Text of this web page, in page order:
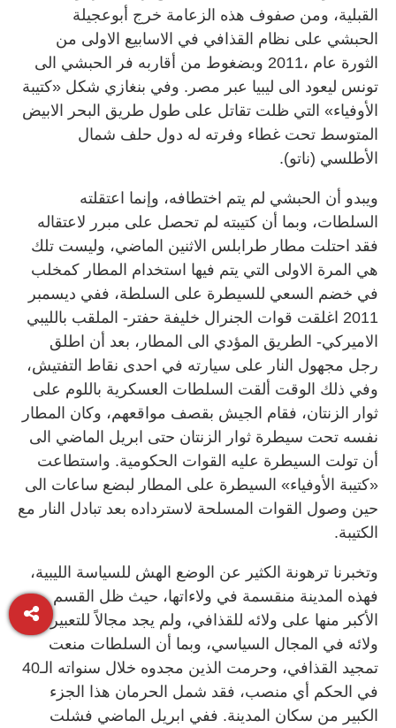
القبلية، ومن صفوف هذه الزعامة خرج أبوعجيلة
الحبشي على نظام القذافي في الاسابيع الاولى من
الثورة عام ،2011 وبضغوط من أقاربه فر الحبشي الى
تونس ليعود الى ليبيا عبر مصر. وفي بنغازي شكل «كتيبة
الأوفياء» التي ظلت تقاتل على طول طريق البحر الابيض
المتوسط تحت غطاء وفرته له دول حلف شمال
الأطلسي (ناتو).
ويبدو أن الحبشي لم يتم اختطافه، وإنما اعتقلته
السلطات، وبما أن كتيبته لم تحصل على مبرر لاعتقاله
فقد احتلت مطار طرابلس الاثنين الماضي، وليست تلك
هي المرة الاولى التي يتم فيها استخدام المطار كمخلب
في خضم السعي للسيطرة على السلطة، ففي ديسمبر
2011 اغلقت قوات الجنرال خليفة حفتر- الملقب بالليبي
الاميركي- الطريق المؤدي الى المطار، بعد أن اطلق
رجل مجهول النار على سيارته في احدى نقاط التفتيش،
وفي ذلك الوقت ألقت السلطات العسكرية باللوم على
ثوار الزنتان، فقام الجيش بقصف مواقعهم، وكان المطار
نفسه تحت سيطرة ثوار الزنتان حتى ابريل الماضي الى
أن تولت السيطرة عليه القوات الحكومية. واستطاعت
«كتيبة الأوفياء» السيطرة على المطار لبضع ساعات الى
حين وصول القوات المسلحة لاسترداده بعد تبادل النار مع
الكتيبة.
وتخبرنا ترهونة الكثير عن الوضع الهش للسياسة الليبية،
فهذه المدينة منقسمة في ولاءاتها، حيث ظل القسم
الأكبر منها على ولائه للقذافي، ولم يجد مجالاً للتعبير عن
ولائه في المجال السياسي، وبما أن السلطات منعت
تمجيد القذافي، وحرمت الذين مجدوه خلال سنواته الـ40
في الحكم أي منصب، فقد شمل الحرمان هذا الجزء
الكبير من سكان المدينة. ففي ابريل الماضي فشلت